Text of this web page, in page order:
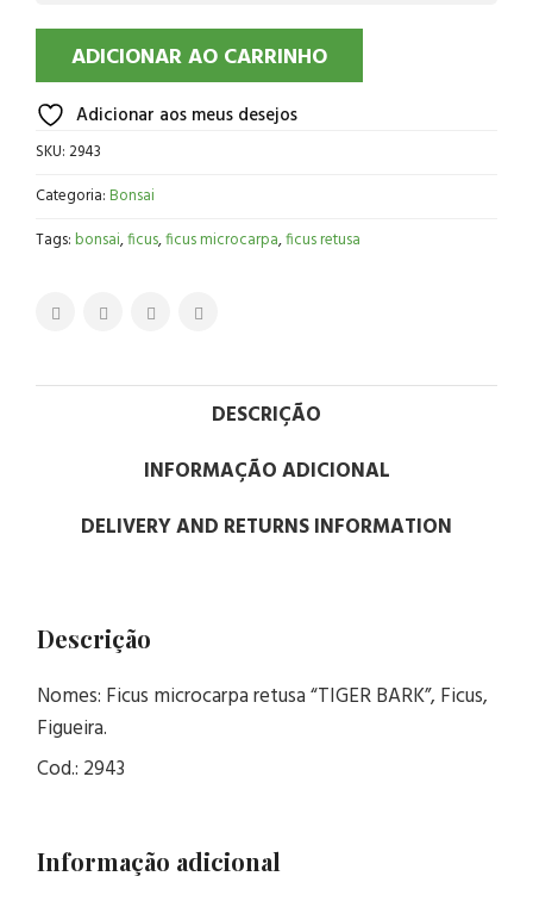
ADICIONAR AO CARRINHO
Adicionar aos meus desejos
SKU:2943
Categoria:Bonsai
Tags:bonsai,ficus,ficus microcarpa,ficus retusa
DESCRIÇÃO
INFORMAÇÃO ADICIONAL
DELIVERY AND RETURNS INFORMATION
Descrição
Nomes: Ficus microcarpa retusa “TIGER BARK”, Ficus,
Figueira.
Cod.: 2943
Informação adicional